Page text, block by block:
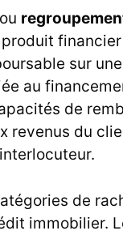
sur
au
de
revenus du
de
immobilier.